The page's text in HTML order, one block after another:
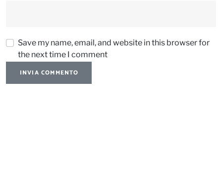
Save my name, email, and website in this browser for
the next time I comment